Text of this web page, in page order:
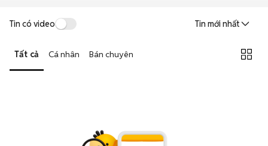
Tin có video Tin mới nhất
Tất cả Cá nhân Bán chuyên